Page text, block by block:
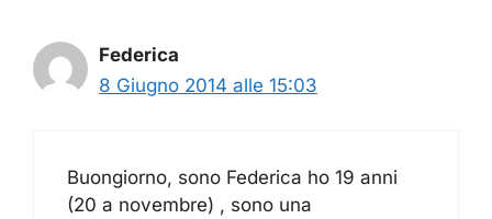
Federica
8 Giugno 2014 alle 15:03
Buongiorno, sono Federica ho 19 anni
(20 a novembre) , sono una